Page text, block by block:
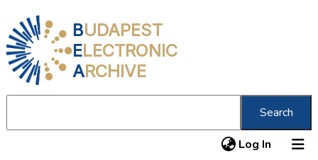
BUDAPEST
ELECTRONIC
ARCHIVE
Search
Log In (current)